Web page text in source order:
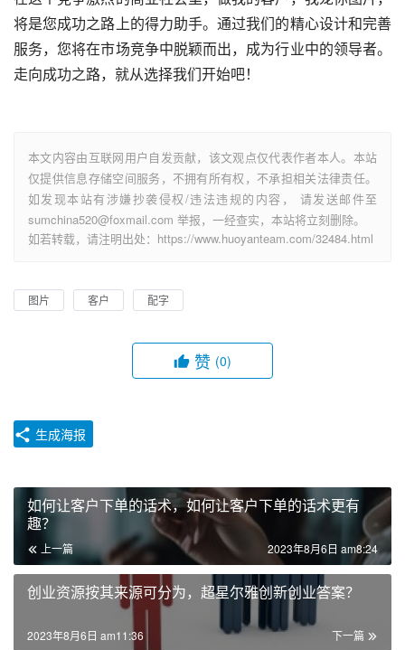
将是您成功之路上的得力助手。通过我们的精心设计和完善
服务，您将在市场竞争中脱颖而出，成为行业中的领导者。
走向成功之路，就从选择我们开始吧！
本文内容由互联网用户自发贡献，该文观点仅代表作者本人。本站
仅提供信息存储空间服务，不拥有所有权，不承担相关法律责任。
如发现本站有涉嫌抄袭侵权/违法违规的内容， 请发送邮件至
sumchina520@foxmail.com 举报，一经查实，本站将立刻删除。
如若转载，请注明出处：https://www.huoyanteam.com/32484.html
图片 客户 配字
赞 (0)
生成海报
如何让客户下单的话术，如何让客户下单的话术更有
趣？
上一篇 2023年8月6日 am8:24
创业资源按其来源可分为，超星尔雅创新创业答案？
下一篇
2023年8月6日 am11:36